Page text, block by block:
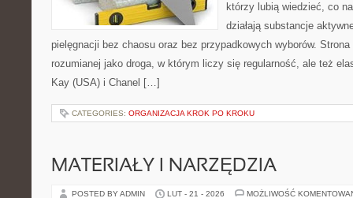
którzy lubią wiedzieć, co
działają substancje
pielęgnacji bez chaosu oraz bez przypadkowych wyborów.
rozumianej jako droga, w którym liczy się regularność, ale też
Kay (USA) i Chanel […]
CATEGORIES: ORGANIZACJA KROK PO KROKU
MATERIAŁY I NARZĘDZIA
POSTED BY ADMIN LUT - 21 - 2026 MOŻLIWOŚĆ